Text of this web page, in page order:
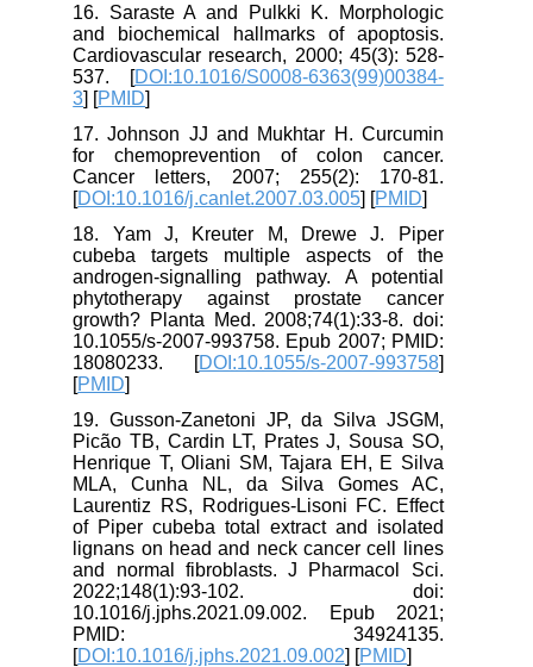
16. Saraste A and Pulkki K. Morphologic
and biochemical hallmarks of apoptosis.
Cardiovascular research, 2000; 45(3): 528-
537. [DOI:10.1016/S0008-6363(99)00384-
3] [PMID
17. Johnson JJ and Mukhtar H. Curcumin
for chemoprevention of colon cancer.
Cancer letters, 2007; 255(2): 170-81.
[DOI:10.1016/j.canlet.2007.03.005] [PMID
18. Yam J, Kreuter M, Drewe J. Piper
cubeba targets multiple aspects of the
androgen-signalling pathway. A potential
phytotherapy against prostate cancer
growth? Planta Med. 2008;74(1):33-8. doi:
10.1055/s-2007-993758. Epub 2007; PMID:
18080233. [DOI:10.1055/s-2007-993758
[PMID
19. Gusson-Zanetoni JP, da Silva JSGM,
Picão TB, Cardin LT, Prates J, Sousa SO,
Henrique T, Oliani SM, Tajara EH, E Silva
MLA, Cunha NL, da Silva Gomes AC,
Laurentiz RS, Rodrigues-Lisoni FC. Effect
of Piper cubeba total extract and isolated
lignans on head and neck cancer cell lines
and normal fibroblasts. J Pharmacol Sci.
2022;148(1):93-102. doi:
10.1016/j.jphs.2021.09.002. Epub 2021;
PMID: 34924135.
[DOI:10.1016/j.jphs.2021.09.002] [PMID